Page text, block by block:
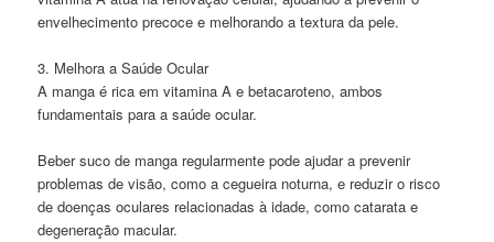
envelhecimento precoce e melhorando a textura da pele.
3. Melhora a Saúde Ocular
A manga é rica em vitamina A e betacaroteno, ambos
fundamentais para a saúde ocular.
Beber suco de manga regularmente pode ajudar a prevenir
problemas de visão, como a cegueira noturna, e reduzir o risco
de doenças oculares relacionadas à idade, como catarata e
degeneração macular.